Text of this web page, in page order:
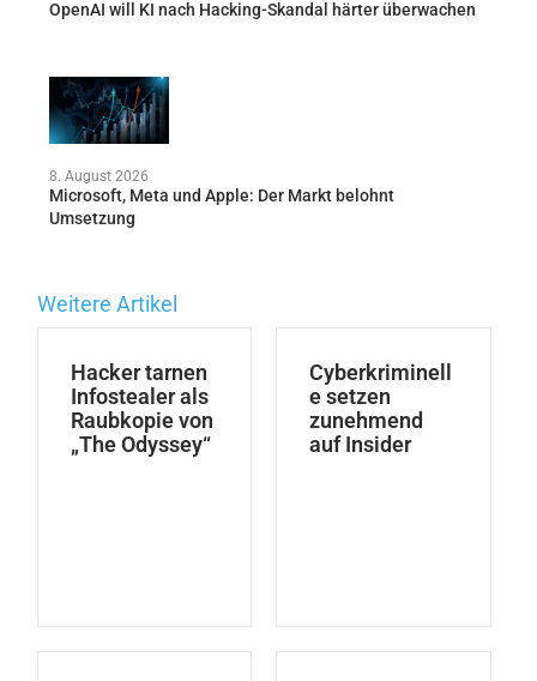
OpenAI will KI nach Hacking-Skandal härter überwachen
8. August 2026
Microsoft, Meta und Apple: Der Markt belohnt
Umsetzung
Weitere Artikel
Hacker tarnen
Infostealer als
Raubkopie von
„The Odyssey“
Cyberkriminell
e setzen
zunehmend
auf Insider